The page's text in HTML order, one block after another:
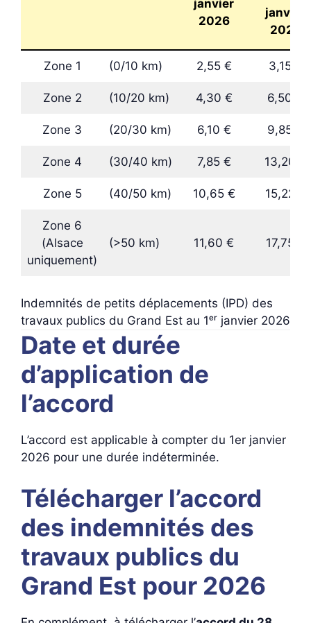
janvier
2026
janvier
2026
Zone 1 (0/10 km) 2,55 € 3,15 €
Zone 2 (10/20 km) 4,30 € 6,50 €
Zone 3 (20/30 km) 6,10 € 9,85 €
Zone 4 (30/40 km) 7,85 € 13,20 €
Zone 5 (40/50 km) 10,65 € 15,22 €
Zone 6
(Alsace
uniquement)
(>50 km) 11,60 € 17,75 €
Indemnités de petits déplacements (IPD) des
travaux publics du Grand Est au 1ᵉʳ janvier 2026
Date et durée
d’application de
l’accord
L’accord est applicable à compter du 1er janvier
2026 pour une durée indéterminée.
Télécharger l’accord
des indemnités des
travaux publics du
Grand Est pour 2026